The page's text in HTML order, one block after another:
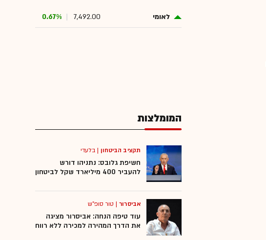
לאומי 7,492.00
0.67%
המומלצות
תקציב הביטחון |בלעדי
חשיפת גלובס: נתניהו דורש
להעביר 400 מיליארד שקל לביטחון
אביסרור| טור סופ"ש
עוד טיפה הנחה: אביסרור מציגה
את הדרך המהירה למכירה ללא רווח